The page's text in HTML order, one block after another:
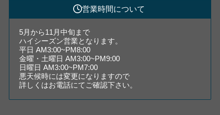
営業時間について
5月から11月中旬まで
ハイシーズン営業となります。
平日 AM3:00~PM8:00
金曜・土曜日 AM3:00~PM9:00
日曜日 AM3:00~PM7:00
悪天候時には変更になりますので
詳しくはお電話にてご確認下さい。